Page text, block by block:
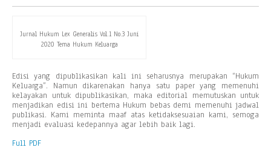
Jurnal Hukum Lex Generalis Vol.1 No.3 Juni
2020 Tema Hukum Keluarga
Edisi yang dipublikasikan kali ini seharusnya merupakan “Hukum
Keluarga”. Namun dikarenakan hanya satu paper yang memenuhi
kelayakan untuk dipublikasikan, maka editorial memutuskan untuk
menjadikan edisi ini bertema Hukum bebas demi memenuhi jadwal
publikasi. Kami meminta maaf atas ketidaksesuaian kami, semoga
menjadi evaluasi kedepannya agar lebih baik lagi.
Full PDF